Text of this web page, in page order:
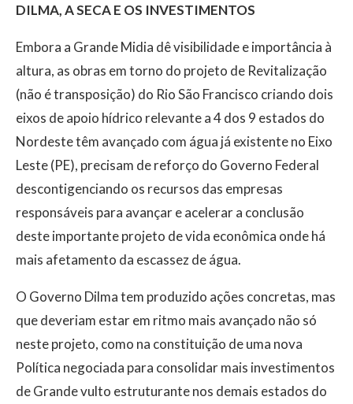
DILMA, A SECA E OS INVESTIMENTOS
Embora a Grande Midia dê visibilidade e importância à
altura, as obras em torno do projeto de Revitalização
(não é transposição) do Rio São Francisco criando dois
eixos de apoio hídrico relevante a 4 dos 9 estados do
Nordeste têm avançado com água já existente no Eixo
Leste (PE), precisam de reforço do Governo Federal
descontigenciando os recursos das empresas
responsáveis para avançar e acelerar a conclusão
deste importante projeto de vida econômica onde há
mais afetamento da escassez de água.
O Governo Dilma tem produzido ações concretas, mas
que deveriam estar em ritmo mais avançado não só
neste projeto, como na constituição de uma nova
Política negociada para consolidar mais investimentos
de Grande vulto estruturante nos demais estados do